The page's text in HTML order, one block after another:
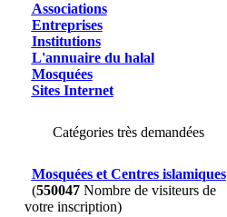
Associations
Entreprises
Institutions
L'annuaire du halal
Mosquées
Sites Internet
Catégories très demandées
Mosquées et Centres islamiques
(550047Nombre de visiteurs de
votre inscription)